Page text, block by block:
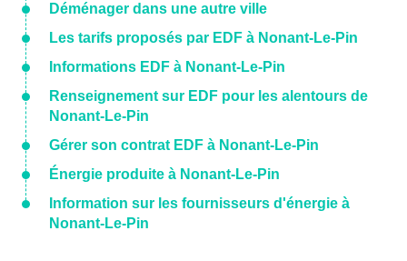
Déménager dans une autre ville
Les tarifs proposés par EDF à Nonant-Le-Pin
Informations EDF à Nonant-Le-Pin
Renseignement sur EDF pour les alentours de
Nonant-Le-Pin
Gérer son contrat EDF à Nonant-Le-Pin
Énergie produite à Nonant-Le-Pin
Information sur les fournisseurs d'énergie à
Nonant-Le-Pin